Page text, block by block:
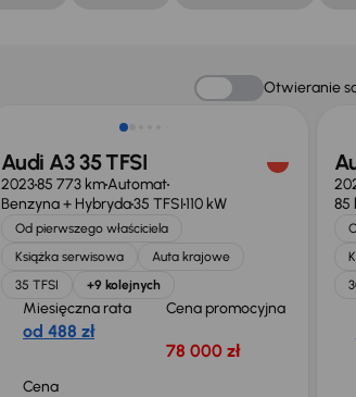
Otwieranie
Możliwość odliczenia VAT
Audi A3 35 TFSI
202385 773 kmAutomat
Benzyna + Hybryda35 TFSI110 kW
Od pierwszego właściciela
Książka serwisowa
Auta krajowe
35 TFSI
+9 kolejnych
Miesięczna rata
od 488 zł
Cena promocyjna
78 000 zł
Cena
85